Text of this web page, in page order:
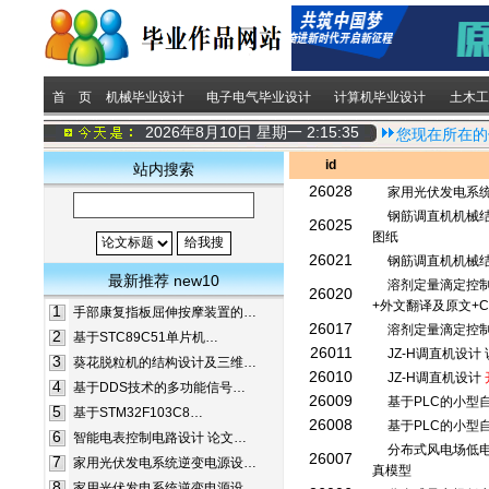
首 页 机械毕业设计 电子电气毕业设计 计算机毕业设计 土木
2026年8月10日 星期一 2:15:35
您现在所在
站内搜索
最新推荐 new10
1
手部康复指板屈伸按摩装置的…
2 基于STC89C51单片机…
3 葵花脱粒机的结构设计及三维…
4 基于DDS技术的多功能信号…
5 基于STM32F103C8…
6 智能电表控制电路设计 论文…
7 家用光伏发电系统逆变电源设…
id
26028 家用光伏发电系
26025
钢筋调直机机械
图纸
26021 钢筋调直机机械
26020
溶剂定量滴定控
+外文翻译及原文
26017 溶剂定量滴定控
26011 JZ-H调直机设计
26010 JZ-H调直机设计
26009 基于PLC的小型
26008 基于PLC的小型
26007
分布式风电场低
真模型